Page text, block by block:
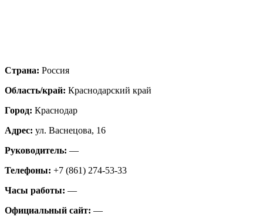
Страна: Россия
Область/край: Краснодарский край
Город: Краснодар
Адрес: ул. Васнецова, 16
Руководитель: —
Телефоны: +7 (861) 274-53-33
Часы работы: —
Официальный сайт: —